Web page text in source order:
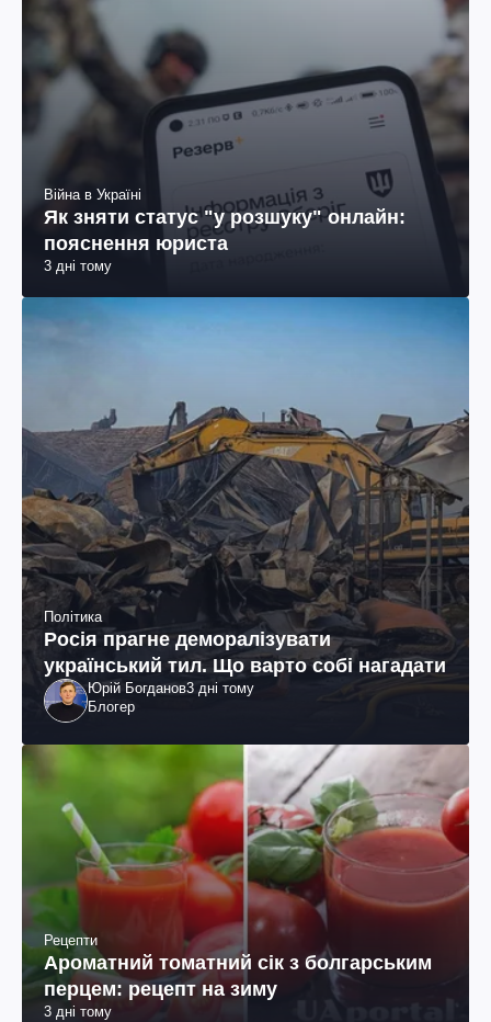
Війна в Україні
Як зняти статус "у розшуку" онлайн:
пояснення юриста
3 дні тому
Політика
Росія прагне деморалізувати
український тил. Що варто собі нагадати
Юрій Богданов3 дні тому
Блогер
Рецепти
Ароматний томатний сік з болгарським
перцем: рецепт на зиму
3 дні тому